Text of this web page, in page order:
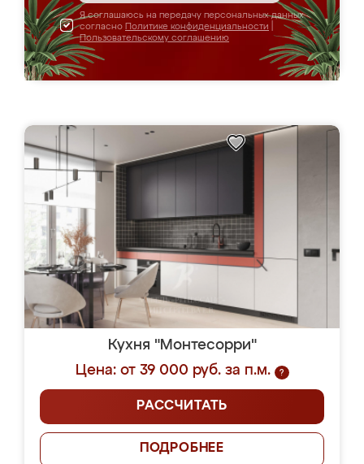
Я соглашаюсь на передачу персональных данных
согласно Политике конфиденциальности
Пользовательскому соглашению
Кухня "Монтесорри"
Цена: от 39 000 руб. за п.м.
?
РАССЧИТАТЬ
ПОДРОБНЕЕ